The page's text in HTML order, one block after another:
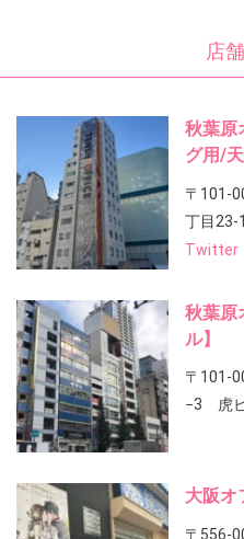
店
秋葉原
グ用/
〒101-
丁目23-
Twitter
秋葉原
ル】
〒101-
−3 虎
大阪オ
〒556-